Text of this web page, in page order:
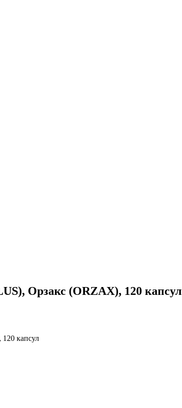
Орзакс (ORZAX), 120 капсул
капсул